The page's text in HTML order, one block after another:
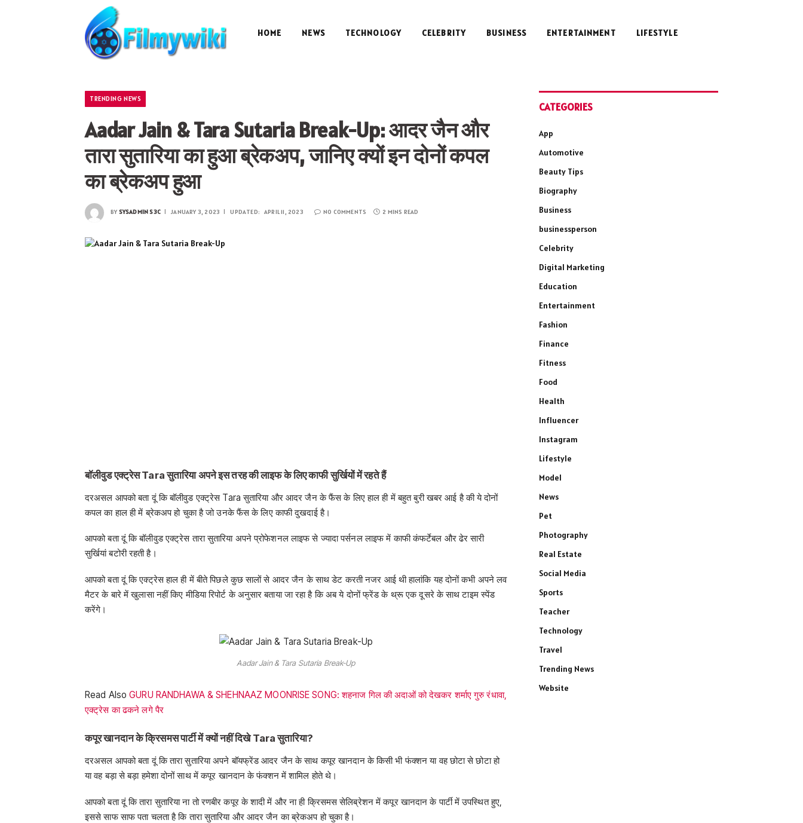
HOME NEWS TECHNOLOGY CELEBRITY BUSINESS ENTERTAINMENT LIFESTYLE
TRENDING NEWS
Aadar Jain & Tara Sutaria Break-Up: आदर जैन और
तारा सुतारिया का हुआ ब्रेकअप, जानिए क्यों इन दोनों कपल
का ब्रेकअप हुआ
BY SYSADMIN S3C JANUARY 3, 2023 UPDATED: APRIL 11, 2023 NO COMMENTS 2 MINS READ
बॉलीवुड एक्ट्रेस Tara सुतारिया अपने इस तरह की लाइफ के लिए काफी सुर्खियों में रहते हैं
दरअसल आपको बता दूं कि बॉलीवुड एक्ट्रेस Tara सुतारिया और आदर जैन के फैंस के लिए हाल ही में बहुत बुरी खबर आई है की ये दोनों
कपल का हाल ही में ब्रेकअप हो चुका है जो उनके फैंस के लिए काफी दुखदाई है।
आपको बता दूं कि बॉलीवुड एक्ट्रेस तारा सुतारिया अपने प्रोफेशनल लाइफ से ज्यादा पर्सनल लाइफ में काफी कंफर्टेबल और ढेर सारी
सुर्खियां बटोरी रहती है।
आपको बता दूं कि एक्ट्रेस हाल ही में बीते पिछले कुछ सालों से आदर जैन के साथ डेट करती नजर आई थी हालांकि यह दोनों कभी अपने लव
मैटर के बारे में खुलासा नहीं किए मीडिया रिपोर्ट के अनुसार बताया जा रहा है कि अब ये दोनों फ्रेंड के थ्रू एक दूसरे के साथ टाइम स्पेंड
करेंगे।
Aadar Jain & Tara Sutaria Break-Up
Read AlsoGURU RANDHAWA & SHEHNAAZ MOONRISE SONG: शहनाज गिल की अदाओं को देखकर शर्माए गुरु रंधावा,
एक्ट्रेस का ढकने लगे पैर
कपूर खानदान के क्रिसमस पार्टी में क्यों नहीं दिखे Tara सुतारिया?
दरअसल आपको बता दूं कि तारा सुतारिया अपने बॉयफ्रेंड आदर जैन के साथ कपूर खानदान के किसी भी फंक्शन या वह छोटा से छोटा हो
या वह बड़ा से बड़ा हमेशा दोनों साथ में कपूर खानदान के फंक्शन में शामिल होते थे।
आपको बता दूं कि तारा सुतारिया ना तो रणबीर कपूर के शादी में और ना ही क्रिसमस सेलिब्रेशन में कपूर खानदान के पार्टी में उपस्थित हुए,
इससे साफ साफ पता चलता है कि तारा सुतारिया और आदर जैन का ब्रेकअप हो चुका है।
CATEGORIES
App
Automotive
Beauty Tips
Biography
Business
businessperson
Celebrity
Digital Marketing
Education
Entertainment
Fashion
Finance
Fitness
Food
Health
Influencer
Instagram
Lifestyle
Model
News
Pet
Photography
Real Estate
Social Media
Sports
Teacher
Technology
Travel
Trending News
Website